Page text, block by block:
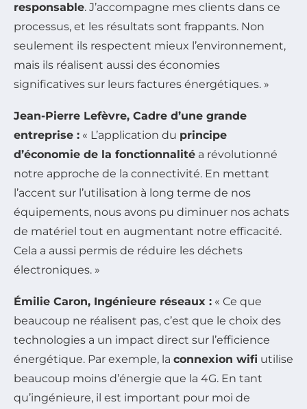
responsable. J’accompagne mes clients dans ce
processus, et les résultats sont frappants. Non
seulement ils respectent mieux l’environnement,
mais ils réalisent aussi des économies
significatives sur leurs factures énergétiques. »
Jean-Pierre Lefèvre, Cadre d’une grande
entreprise : « L’application du principe
d’économie de la fonctionnalité a révolutionné
notre approche de la connectivité. En mettant
l’accent sur l’utilisation à long terme de nos
équipements, nous avons pu diminuer nos achats
de matériel tout en augmentant notre efficacité.
Cela a aussi permis de réduire les déchets
électroniques. »
Émilie Caron, Ingénieure réseaux : « Ce que
beaucoup ne réalisent pas, c’est que le choix des
technologies a un impact direct sur l’efficience
énergétique. Par exemple, la connexion wifi utilise
beaucoup moins d’énergie que la 4G. En tant
qu’ingénieure, il est important pour moi de